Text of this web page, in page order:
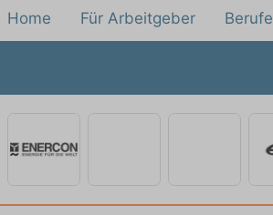
Home Für Arbeitgeber Berufe